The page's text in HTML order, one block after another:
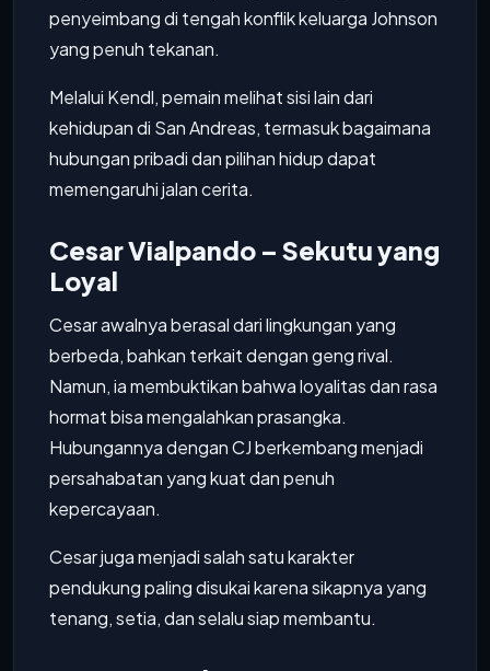
penyeimbang di tengah konflik keluarga Johnson
yang penuh tekanan.
Melalui Kendl, pemain melihat sisi lain dari
kehidupan di San Andreas, termasuk bagaimana
hubungan pribadi dan pilihan hidup dapat
memengaruhi jalan cerita.
Cesar Vialpando – Sekutu yang
Loyal
Cesar awalnya berasal dari lingkungan yang
berbeda, bahkan terkait dengan geng rival.
Namun, ia membuktikan bahwa loyalitas dan rasa
hormat bisa mengalahkan prasangka.
Hubungannya dengan CJ berkembang menjadi
persahabatan yang kuat dan penuh
kepercayaan.
Cesar juga menjadi salah satu karakter
pendukung paling disukai karena sikapnya yang
tenang, setia, dan selalu siap membantu.